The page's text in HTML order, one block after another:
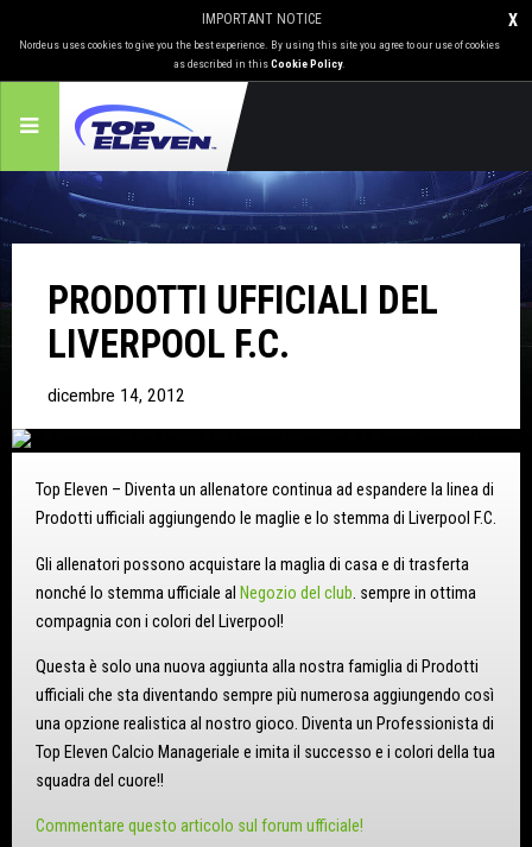
X
IMPORTANT NOTICE
Nordeus uses cookies to give you the best experience. By using this site you agree to our use of cookies
as described in thisCookie Policy.
PRODOTTI UFFICIALI DEL
LIVERPOOL F.C.
dicembre 14, 2012
Top Eleven – Diventa un allenatore continua ad espandere la linea di
Prodotti ufficiali aggiungendo le maglie e lo stemma di Liverpool F.C.
Gli allenatori possono acquistare la maglia di casa e di trasferta
nonché lo stemma ufficiale al Negozio del club. sempre in ottima
compagnia con i colori del Liverpool!
Questa è solo una nuova aggiunta alla nostra famiglia di Prodotti
ufficiali che sta diventando sempre più numerosa aggiungendo così
una opzione realistica al nostro gioco. Diventa un Professionista di
Top Eleven Calcio Manageriale e imita il successo e i colori della tua
squadra del cuore!!
Commentare questo articolo sul forum ufficiale!